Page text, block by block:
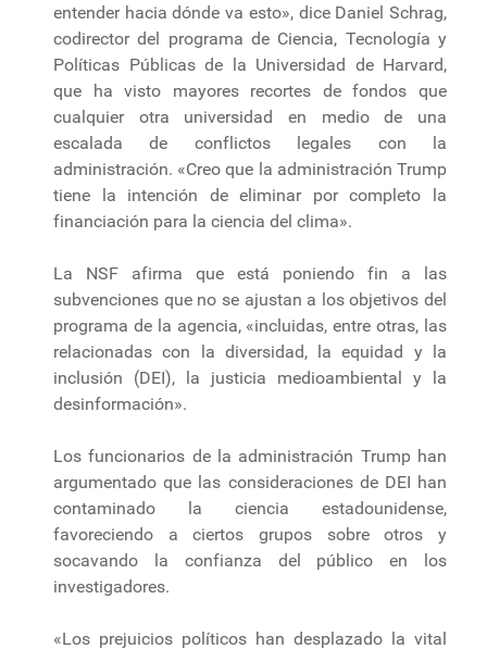
entender hacia dónde va esto», dice Daniel Schrag,
codirector del programa de Ciencia, Tecnología y
Políticas Públicas de la Universidad de Harvard,
que ha visto mayores recortes de fondos que
cualquier otra universidad en medio de una
escalada de conflictos legales con la
administración. «Creo que la administración Trump
tiene la intención de eliminar por completo la
financiación para la ciencia del clima».
La NSF afirma que está poniendo fin a las
subvenciones que no se ajustan a los objetivos del
programa de la agencia, «incluidas, entre otras, las
relacionadas con la diversidad, la equidad y la
inclusión (DEI), la justicia medioambiental y la
desinformación».
Los funcionarios de la administración Trump han
argumentado que las consideraciones de DEI han
contaminado la ciencia estadounidense,
favoreciendo a ciertos grupos sobre otros y
socavando la confianza del público en los
investigadores.
«Los prejuicios políticos han desplazado la vital